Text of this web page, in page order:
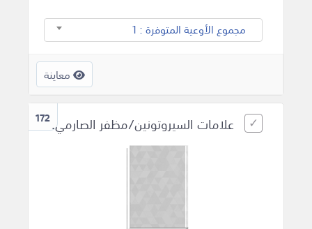
مجموع الأوعية المتوفرة : 1
معاينة
172علامات السيروتونين/مظفر الصارمي.